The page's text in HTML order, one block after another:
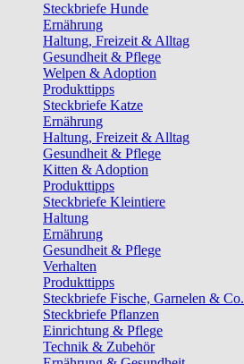
Steckbriefe Hunde
Ernährung
Haltung, Freizeit & Alltag
Gesundheit & Pflege
Welpen & Adoption
Produkttipps
Steckbriefe Katze
Ernährung
Haltung, Freizeit & Alltag
Gesundheit & Pflege
Kitten & Adoption
Produkttipps
Steckbriefe Kleintiere
Haltung
Ernährung
Gesundheit & Pflege
Verhalten
Produkttipps
Steckbriefe Fische, Garnelen & Co.
Steckbriefe Pflanzen
Einrichtung & Pflege
Technik & Zubehör